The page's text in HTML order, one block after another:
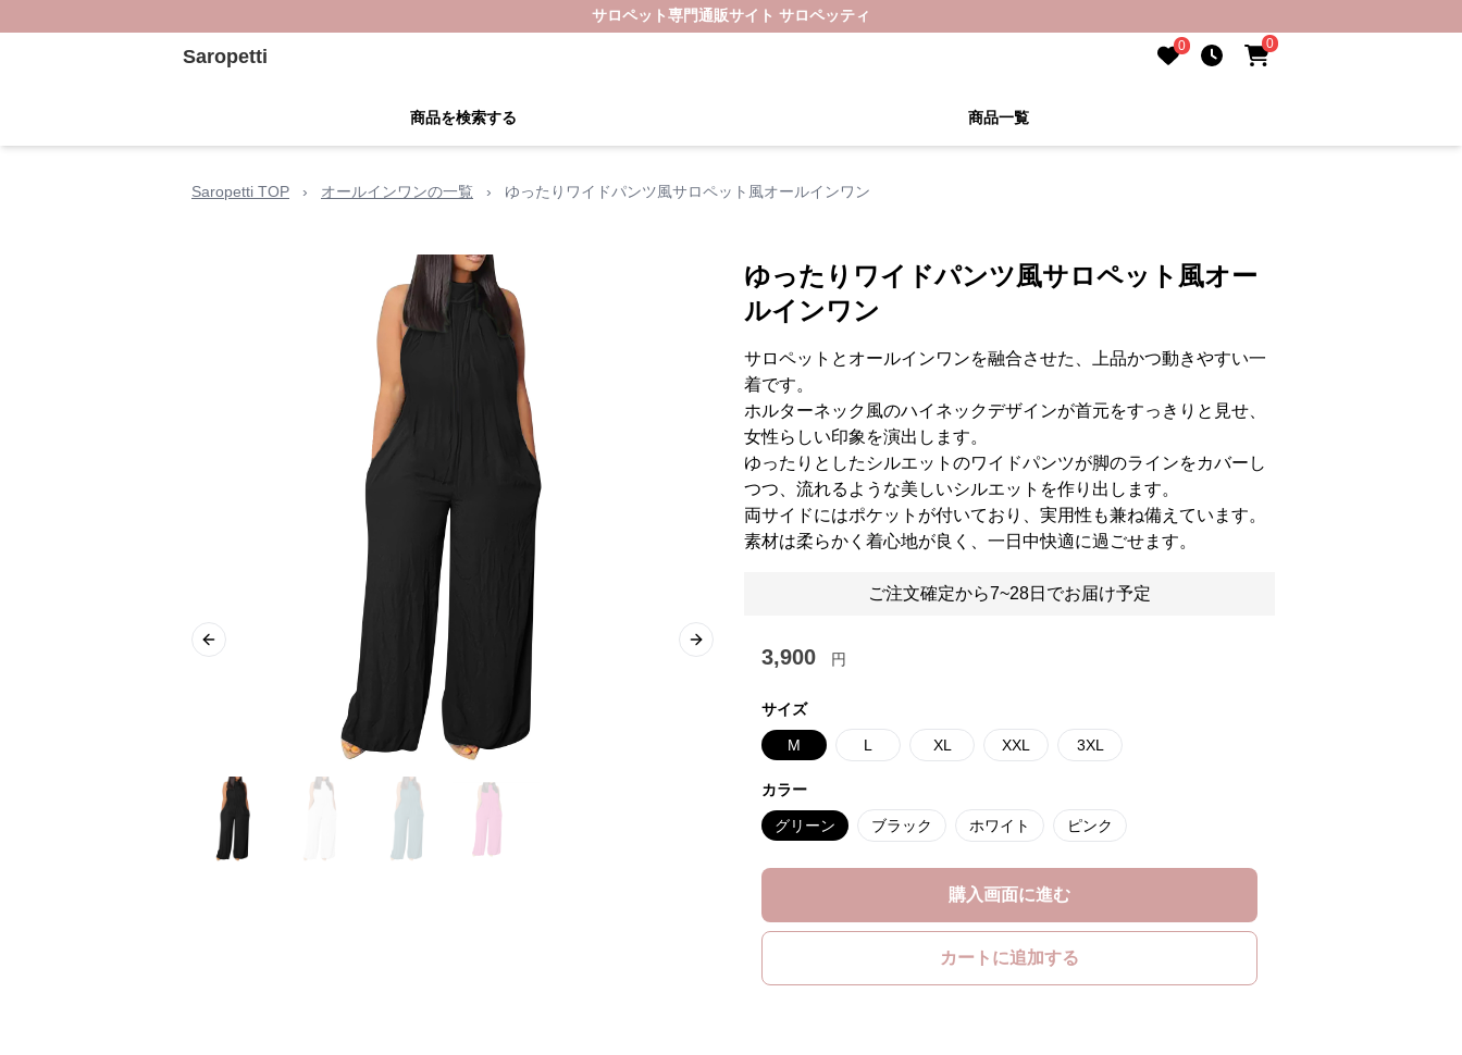
サロペット専門通販サイト サロペッティ
Saropetti 0 0
商品を検索する 商品一覧
Saropetti TOP › オールインワンの一覧 › ゆったりワイドパンツ風サロペット風オールインワン
Previous slide Next slide
ゆったりワイドパンツ風サロペット風オー
ルインワン
サロペットとオールインワンを融合させた、上品かつ動きやすい一
着です。
ホルターネック風のハイネックデザインが首元をすっきりと見せ、
女性らしい印象を演出します。
ゆったりとしたシルエットのワイドパンツが脚のラインをカバーし
つつ、流れるような美しいシルエットを作り出します。
両サイドにはポケットが付いており、実用性も兼ね備えています。
素材は柔らかく着心地が良く、一日中快適に過ごせます。
ご注文確定から7~28日でお届け予定
3,900 円
サイズ
M L XL XXL 3XL
カラー
グリーン ブラック ホワイト ピンク
購入画面に進む
カートに追加する